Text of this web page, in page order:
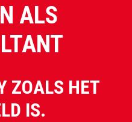
ALS
ZOALS HET
IS.